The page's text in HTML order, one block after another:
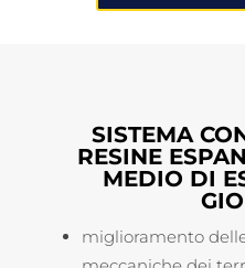
SISTEMA
RESINE
MEDIO DI
miglioramento